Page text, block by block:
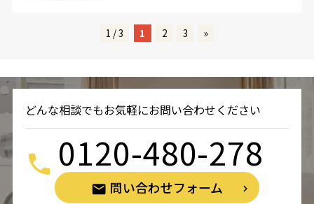
1 / 3 1 2 3 »
どんな相談でもお気軽にお問い合わせください
0120-480-278
問い合わせフォーム